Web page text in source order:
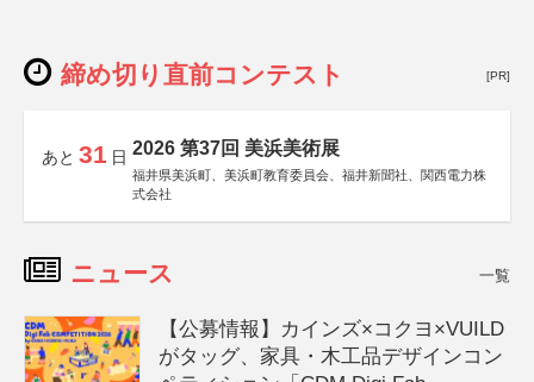
締め切り直前コンテスト [PR]
あと 31 日 2026 第37回 美浜美術展
福井県美浜町、美浜町教育委員会、福井新聞社、関西電力株
式会社
ニュース 一覧
【公募情報】カインズ×コクヨ×VUILD
がタッグ、家具・木工品デザインコン